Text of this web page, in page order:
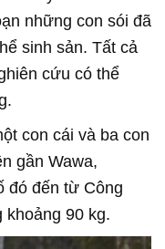
những con sói đã
sinh sản. Tất cả
cứu có thể
con cái và ba con
gần Wawa,
đó đến từ Công
khoảng 90 kg.